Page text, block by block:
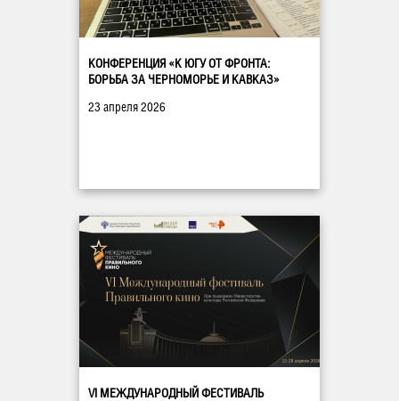
КОНФЕРЕНЦИЯ «К ЮГУ ОТ ФРОНТА:
БОРЬБА ЗА ЧЕРНОМОРЬЕ И КАВКАЗ»
23 апреля 2026
VI МЕЖДУНАРОДНЫЙ ФЕСТИВАЛЬ